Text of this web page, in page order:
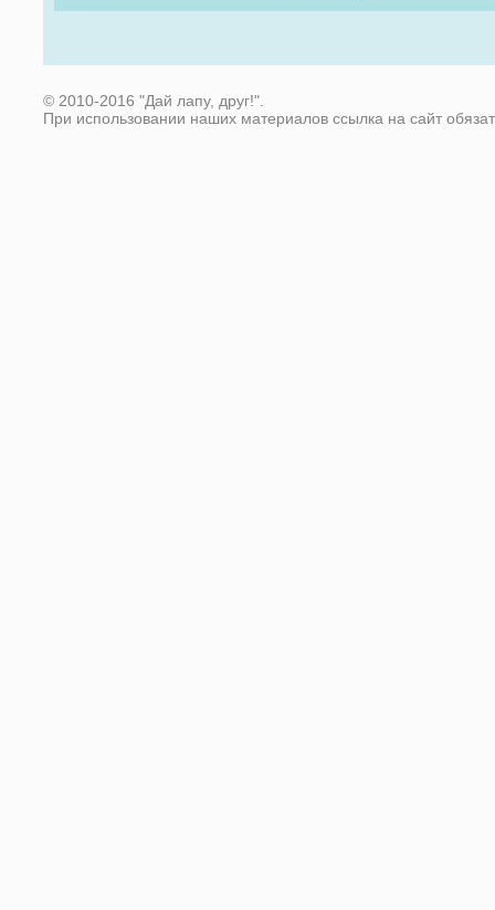
© 2010-2016 "Дай лапу, друг!".
При использовании наших материалов ссылка на сайт